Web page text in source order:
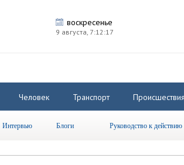
воскресенье
9 августа, 7:12:18
Человек Транспорт Происшествия
Интервью Блоги Руководство к действию